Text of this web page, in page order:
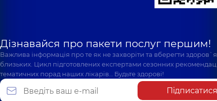
Дізнавайся про пакети послуг першим!
Важлива інформація про те як не захворіти та вберегти
близьких. Цикл підготовлених експертами сезонних
тематичних порад наших лікарів… Будьте здорові!
Підписатися